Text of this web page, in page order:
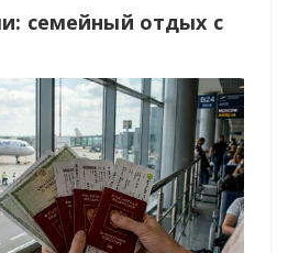
семейный отдых с